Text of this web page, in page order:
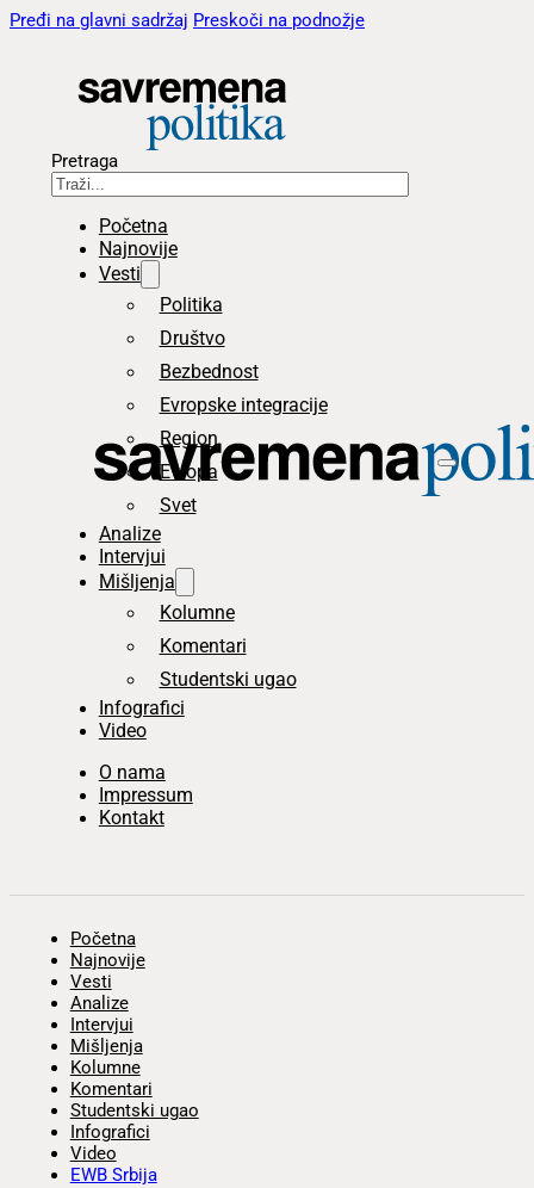
Pređi na glavni sadržaj Preskoči na podnožje
Pretraga
Početna
Najnovije
Vesti
Politika
Društvo
Bezbednost
Evropske integracije
Region
Evropa
Svet
Analize
Intervjui
Mišljenja
Kolumne
Komentari
Studentski ugao
Infografici
Video
O nama
Impressum
Kontakt
Početna
Najnovije
Vesti
Analize
Intervjui
Mišljenja
Kolumne
Komentari
Studentski ugao
Infografici
Video
EWB Srbija